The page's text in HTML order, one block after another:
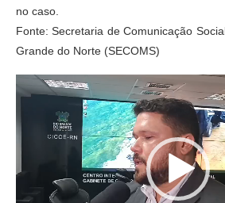
no caso.
Fonte: Secretaria de Comunicação
Grande do Norte (SECOMS)
Tocador
vídeo